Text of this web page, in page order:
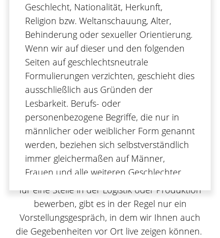
Geschlecht, Nationalität, Herkunft,
Religion bzw. Weltanschauung, Alter,
Behinderung oder sexueller Orientierung.
Wenn wir auf dieser und den folgenden
Seiten auf geschlechtsneutrale
Formulierungen verzichten, geschieht dies
ausschließlich aus Gründen der
Lesbarkeit. Berufs- oder
personenbezogene Begriffe, die nur in
männlicher oder weiblicher Form genannt
werden, beziehen sich selbstverständlich
immer gleichermaßen auf Männer,
Frauen und alle weiteren Geschlechter.
3. Vorstellungsgespräch
Wenn uns Ihr erster Eindruck überzeugt,
möchten wir Sie gerne kennenlernen. Dazu
laden wir Sie zu einem Gespräch, das in der
Regel mit Vertretern der Fach- und der
Personalabteilung stattfindet, zu uns nach
Karlsruhe ein. Je nach Position und Wohnort
kann das erste Gespräch auch virtuell per
Teams erfolgen. Wenn Sie sich beispielsweise
für eine Stelle in der Logistik oder Produktion
bewerben, gibt es in der Regel nur ein
Vorstellungsgespräch, in dem wir Ihnen auch
die Gegebenheiten vor Ort live zeigen können.